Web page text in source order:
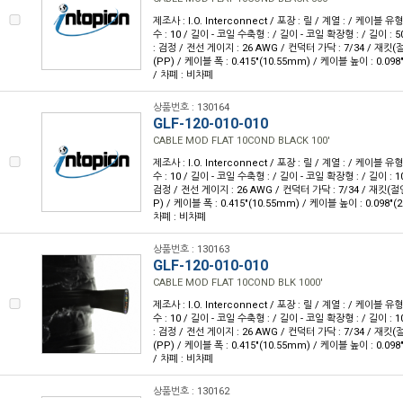
제조사 : I.O. Interconnect / 포장 : 릴 / 계열 : / 케이블 유형
수 : 10 / 길이 - 코일 수축형 : / 길이 - 코일 확장형 : / 길이 :
: 검정 / 전선 게이지 : 26 AWG / 컨덕터 가닥 : 7/34 / 재킷(
(PP) / 케이블 폭 : 0.415"(10.55mm) / 케이블 높이 :
/ 차폐 : 비차폐
상품번호 : 130164
GLF-120-010-010
CABLE MOD FLAT 10COND BLACK 100'
제조사 : I.O. Interconnect / 포장 : 릴 / 계열 : / 케이블 유형
수 : 10 / 길이 - 코일 수축형 : / 길이 - 코일 확장형 : / 길이 :
검정 / 전선 게이지 : 26 AWG / 컨덕터 가닥 : 7/34 / 재킷(절
P) / 케이블 폭 : 0.415"(10.55mm) / 케이블 높이 :
차폐 : 비차폐
상품번호 : 130163
GLF-120-010-010
CABLE MOD FLAT 10COND BLK 1000'
제조사 : I.O. Interconnect / 포장 : 릴 / 계열 : / 케이블 유형
수 : 10 / 길이 - 코일 수축형 : / 길이 - 코일 확장형 : / 길이 :
: 검정 / 전선 게이지 : 26 AWG / 컨덕터 가닥 : 7/34 / 재킷(
(PP) / 케이블 폭 : 0.415"(10.55mm) / 케이블 높이 :
/ 차폐 : 비차폐
상품번호 : 130162